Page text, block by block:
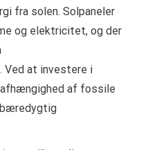
fra solen. Solpaneler
og elektricitet, og der
Ved at investere i
afhængighed af fossile